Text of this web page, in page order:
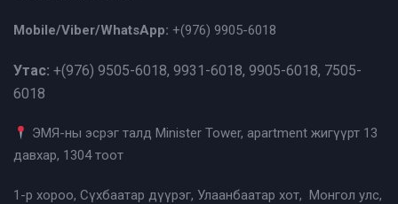
Mobile/Viber/WhatsApp: +(976) 9905-6018
Утас: +(976) 9505-6018, 9931-6018, 9905-6018, 7505-
6018
ЭМЯ-ны эсрэг талд Minister Tower, apartment жигүүрт 13
давхар, 1304 тоот
1-р хороо, Сүхбаатар дүүрэг, Улаанбаатар хот, Монгол улс,